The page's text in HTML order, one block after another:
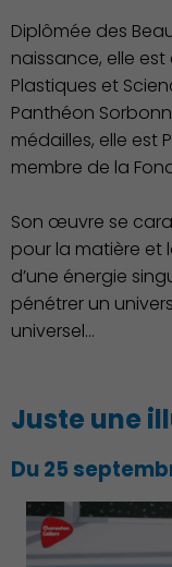
Diplômée des
naissance, elle
Plastiques et
Panthéon
médailles, elle est
membre de la
Son œuvre se
pour la matière et
d’une énergie
pénétrer un
universel...
Juste une
Du 25